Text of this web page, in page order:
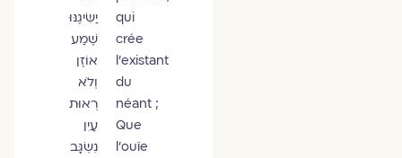
qui
crée
l’existant
du
néant ;
Que
l’ouïe
יַשִּׂיגֶנּוּ
שֶׁמַע
אוֹזֶן
וְלֹא
רְאוּת
עַיִן
נִשְׂגָּב